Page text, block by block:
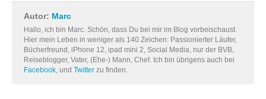
Autor: Marc
Hallo, ich bin Marc. Schön, dass Du bei mir im Blog vorbeischaust.
Hier mein Leben in weniger als 140 Zeichen: Passionierter Läufer,
Bücherfreund, iPhone 12, ipad mini 2, Social Media, nur der BVB,
Reiseblogger, Vater, (Ehe-) Mann, Chef. Ich bin übrigens auch bei
Facebook, und Twitter zu finden.